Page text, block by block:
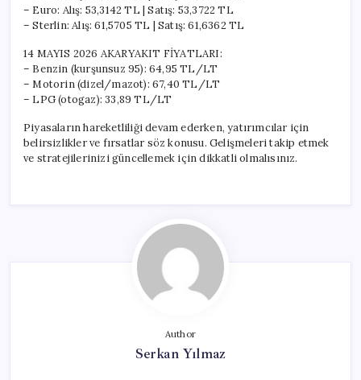
– Euro: Alış: 53,3142 TL | Satış: 53,3722 TL
– Sterlin: Alış: 61,5705 TL | Satış: 61,6362 TL
14 MAYIS 2026 AKARYAKIT FİYATLARI:
– Benzin (kurşunsuz 95): 64,95 TL/LT
– Motorin (dizel/mazot): 67,40 TL/LT
– LPG (otogaz): 33,89 TL/LT
Piyasaların hareketliliği devam ederken, yatırımcılar için
belirsizlikler ve fırsatlar söz konusu. Gelişmeleri takip etmek
ve stratejilerinizi güncellemek için dikkatli olmalısınız.
Author
Serkan Yılmaz